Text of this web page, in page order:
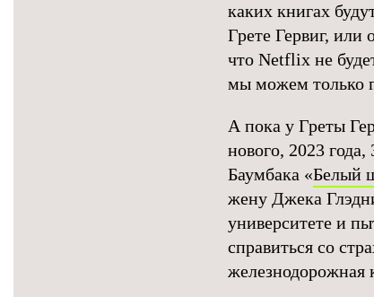
каких книгах
Грете Гервиг, или
что Netflix не
мы можем только
А пока у Греты
нового, 2023
Баумбака «Белый
жену Джека
университете и
справиться со
железнодорожная